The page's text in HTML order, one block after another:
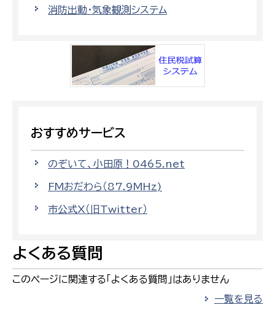
消防出動・気象観測システム
おすすめサービス
のぞいて、小田原！0465.net
FMおだわら（87.9MHz)
市公式X（旧Twitter）
よくある質問
このページに関連する「よくある質問」はありません
一覧を見る